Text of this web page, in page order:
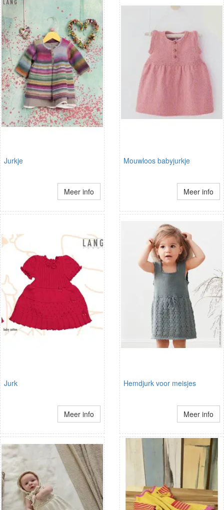
Jurkje
Meer info
Mouwloos babyjurkje
Meer info
Jurk
Meer info
Hemdjurk voor meisjes
Meer info